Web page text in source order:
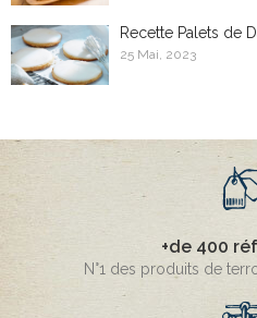
Recette Palets de
25 Mai, 2023
+de 400
N°1 des produits de